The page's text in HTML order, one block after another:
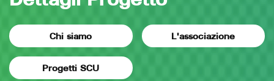
Chi siamo L'associazione
Progetti SCU